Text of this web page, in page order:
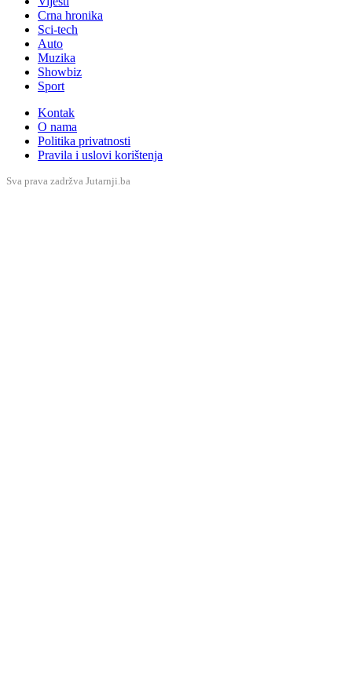
Crna hronika
Sci-tech
Auto
Muzika
Showbiz
Sport
Kontak
O nama
Politika privatnosti
Pravila i uslovi korištenja
Sva prava zadržva Jutarnji.ba